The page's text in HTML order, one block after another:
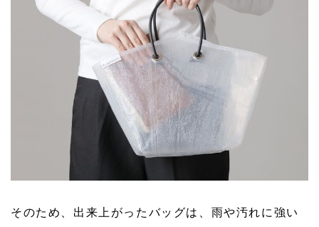
そのため、出来上がったバッグは、雨や汚れに強い